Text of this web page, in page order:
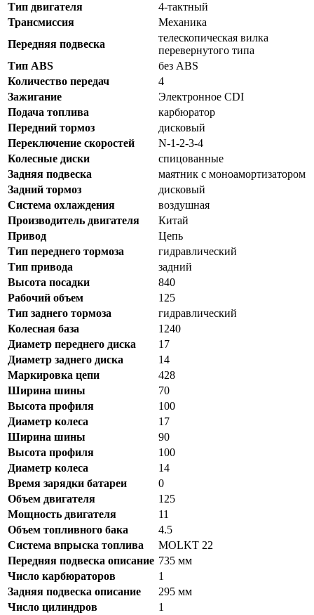
Тип двигателя
4-тактный
Трансмиссия
Механика
Передняя подвеска
телескопическая вилка
перевернутого типа
Тип ABS
без ABS
Количество передач
4
Зажигание
Электронное CDI
Подача топлива
карбюратор
Передний тормоз
дисковый
Переключение скоростей
N-1-2-3-4
Колесные диски
спицованные
Задняя подвеска
маятник с моноамортизатором
Задний тормоз
дисковый
Система охлаждения
воздушная
Производитель двигателя
Китай
Привод
Цепь
Тип переднего тормоза
гидравлический
Тип привода
задний
Высота посадки
840
Рабочий объем
125
Тип заднего тормоза
гидравлический
Колесная база
1240
Диаметр переднего диска
17
Диаметр заднего диска
14
Маркировка цепи
428
Ширина шины
70
Высота профиля
100
Диаметр колеса
17
Ширина шины
90
Высота профиля
100
Диаметр колеса
14
Время зарядки батареи
0
Объем двигателя
125
Мощность двигателя
11
Объем топливного бака
4.5
Система впрыска топлива
MOLKT 22
Передняя подвеска описание 735 мм
Число карбюраторов
1
Задняя подвеска описание
295 мм
Число цилиндров
1